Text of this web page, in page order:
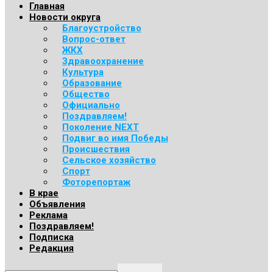
Главная
Новости округа
Благоустройство
Вопрос-ответ
ЖКХ
Здравоохранение
Культура
Образование
Общество
Официально
Поздравляем!
Поколение NEXT
Подвиг во имя Победы
Происшествия
Сельское хозяйство
Спорт
Фоторепортаж
В крае
Объявления
Реклама
Поздравляем!
Подписка
Редакция